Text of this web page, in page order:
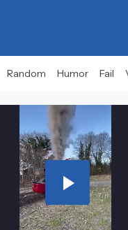
Random Humor Fail
Play
Video